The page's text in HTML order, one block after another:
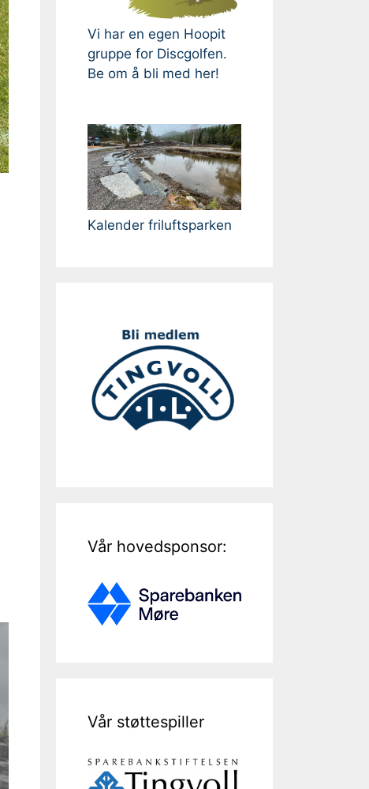
Vi har en egen Hoopit
gruppe for Discgolfen.
Be om å bli med her!
Kalender friluftsparken
Vår hovedsponsor:
Vår støttespiller